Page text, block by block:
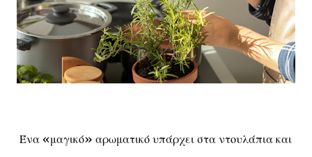
Ένα «μαγικό» αρωματικό υπάρχει στα ντουλάπια και